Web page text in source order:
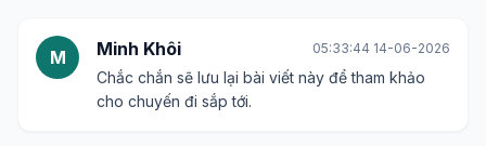
M Minh Khôi 05:33:44 14-06-2026
Chắc chắn sẽ lưu lại bài viết này để tham khảo
cho chuyến đi sắp tới.